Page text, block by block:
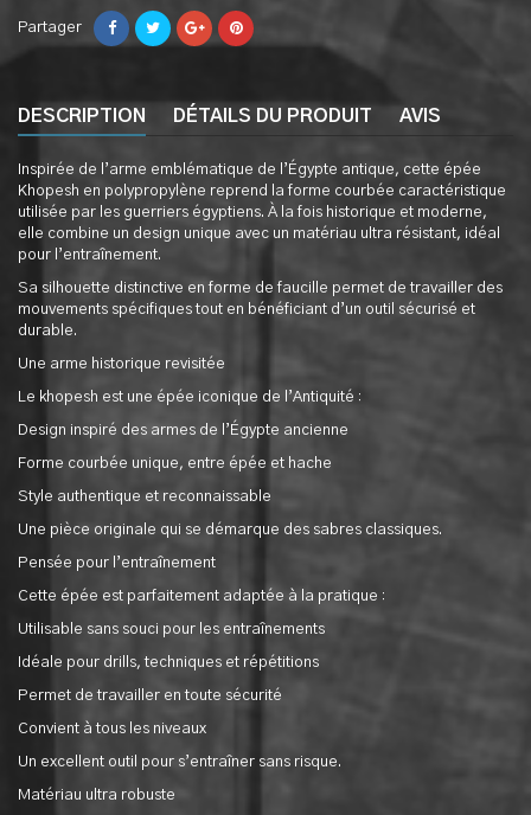
Partager
DESCRIPTION DÉTAILS DU PRODUIT AVIS
Inspirée de l’arme emblématique de l’Égypte antique, cette épée
Khopesh en polypropylène reprend la forme courbée caractéristique
utilisée par les guerriers égyptiens. À la fois historique et moderne,
elle combine un design unique avec un matériau ultra résistant, idéal
pour l’entraînement.
Sa silhouette distinctive en forme de faucille permet de travailler des
mouvements spécifiques tout en bénéficiant d’un outil sécurisé et
durable.
Une arme historique revisitée
Le khopesh est une épée iconique de l’Antiquité :
Design inspiré des armes de l’Égypte ancienne
Forme courbée unique, entre épée et hache
Style authentique et reconnaissable
Une pièce originale qui se démarque des sabres classiques.
Pensée pour l’entraînement
Cette épée est parfaitement adaptée à la pratique :
Utilisable sans souci pour les entraînements
Idéale pour drills, techniques et répétitions
Permet de travailler en toute sécurité
Convient à tous les niveaux
Un excellent outil pour s’entraîner sans risque.
Matériau ultra robuste